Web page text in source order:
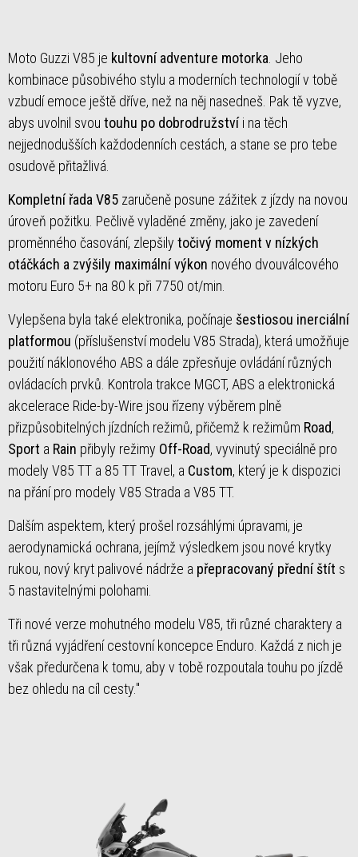
Moto Guzzi V85 je kultovní adventure motorka . Jeho
kombinace působivého stylu a moderních technologií v tobě
vzbudí emoce ještě dříve, než na něj nasedneš. Pak tě vyzve,
abys uvolnil svou touhu po dobrodružstvíi na těch
nejjednodušších každodenních cestách, a stane se pro tebe
osudově přitažlivá.
Kompletní řada V85 zaručeně posune zážitek z jízdy na novou
úroveň požitku. Pečlivě vyladěné změny, jako je zavedení
proměnného časování, zlepšily točivý moment v nízkých
otáčkách a zvýšily maximální výkon nového dvouválcového
motoru Euro 5+ na 80 k při 7750 ot/min.
Vylepšena byla také elektronika, počínaje šestiosou inerciální
platformou (příslušenství modelu V85 Strada), která umožňuje
použití náklonového ABS a dále zpřesňuje ovládání různých
ovládacích prvků. Kontrola trakce MGCT, ABS a elektronická
akcelerace Ride-by-Wire jsou řízeny výběrem plně
přizpůsobitelných jízdních režimů, přičemž k režimům Road,
Sport a Rain přibyly režimy Off-Road, vyvinutý speciálně pro
modely V85 TT a 85 TT Travel, a Custom, který je k dispozici
na přání pro modely V85 Strada a V85 TT.
Dalším aspektem, který prošel rozsáhlými úpravami, je
aerodynamická ochrana, jejímž výsledkem jsou nové krytky
rukou, nový kryt palivové nádrže a přepracovaný přední štít s
5 nastavitelnými polohami.
Tři nové verze mohutného modelu V85, tři různé charaktery a
tři různá vyjádření cestovní koncepce Enduro. Každá z nich je
však předurčena k tomu, aby v tobě rozpoutala touhu po jízdě
bez ohledu na cíl cesty."